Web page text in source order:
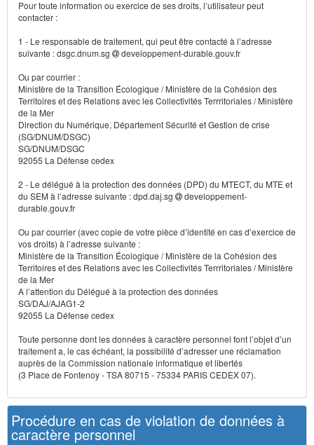
Pour toute information ou exercice de ses droits, l’utilisateur peut
contacter :
1 - Le responsable de traitement, qui peut être contacté à l’adresse
suivante : dsgc.dnum.sg
developpement-durable.gouv.fr
Ou par courrier :
Ministère de la Transition Écologique / Ministère de la Cohésion des
Territoires et des Relations avec les Collectivités Terrritoriales / Ministère
de la Mer
Direction du Numérique, Département Sécurité et Gestion de crise
(SG/DNUM/DSGC)
SG/DNUM/DSGC
92055 La Défense cedex
2 - Le délégué à la protection des données (DPD) du MTECT, du MTE et
du SEM à l’adresse suivante : dpd.daj.sg
developpement-
durable.gouv.fr
Ou par courrier (avec copie de votre pièce d’identité en cas d’exercice de
vos droits) à l’adresse suivante :
Ministère de la Transition Écologique / Ministère de la Cohésion des
Territoires et des Relations avec les Collectivités Terrritoriales / Ministère
de la Mer
A l’attention du Délégué à la protection des données
SG/DAJ/AJAG1-2
92055 La Défense cedex
Toute personne dont les données à caractère personnel font l’objet d’un
traitement a, le cas échéant, la possibilité d’adresser une réclamation
auprès de la Commission nationale informatique et libertés
(3 Place de Fontenoy - TSA 80715 - 75334 PARIS CEDEX 07).
Procédure en cas de violation de données à
caractère personnel